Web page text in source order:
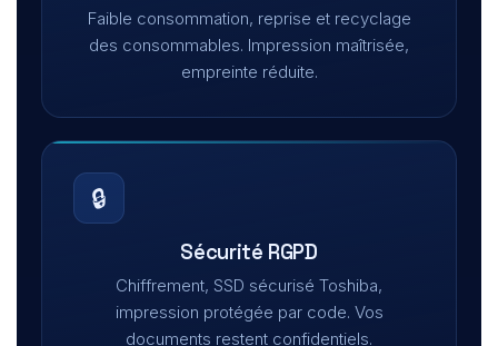
Faible consommation, reprise et recyclage
des consommables. Impression maîtrisée,
empreinte réduite.
🔒
Sécurité RGPD
Chiffrement, SSD sécurisé Toshiba,
impression protégée par code. Vos
documents restent confidentiels.